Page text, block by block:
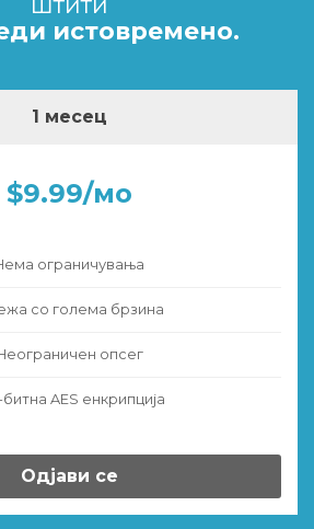
истовремено.
1 месец
$9.99/мо
ограничувања
со голема брзина
опсег
битна AES енкрипција
Одјави се